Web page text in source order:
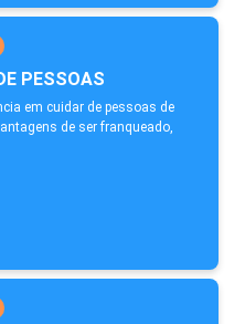
PESSOAS
em cuidar de pessoas de
de ser franqueado,